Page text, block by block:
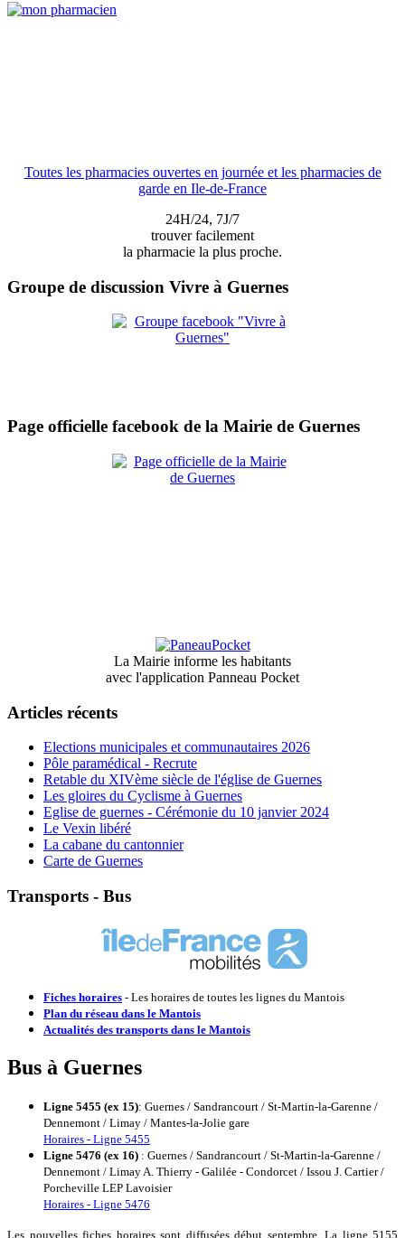
Toutes les pharmacies ouvertes en journée et les pharmacies de
garde en Ile-de-France
24H/24, 7J/7
trouver facilement
la pharmacie la plus proche.
Groupe de discussion Vivre à Guernes
Page officielle facebook de la Mairie de Guernes
La Mairie informe les habitants
avec l'application Panneau Pocket
Articles récents
Elections municipales et communautaires 2026
Pôle paramédical - Recrute
Retable du XIVème siècle de l'église de Guernes
Les gloires du Cyclisme à Guernes
Eglise de guernes - Cérémonie du 10 janvier 2024
Le Vexin libéré
La cabane du cantonnier
Carte de Guernes
Transports - Bus
Fiches horaires - Les horaires de toutes les lignes du Mantois
Plan du réseau dans le Mantois
Actualités des transports dans le Mantois
Bus à Guernes
Ligne 5455 (ex 15): Guernes / Sandrancourt / St-Martin-la-Garenne /
Dennemont / Limay / Mantes-la-Jolie gare
Horaires - Ligne 5455
Ligne 5476 (ex 16) : Guernes / Sandrancourt / St-Martin-la-Garenne /
Dennemont / Limay A. Thierry - Galilée - Condorcet / Issou J. Cartier /
Porcheville LEP Lavoisier
Horaires - Ligne 5476
Les nouvelles fiches horaires sont diffusées début septembre. La ligne 5155